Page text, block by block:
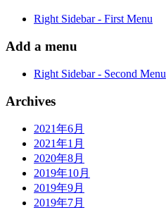
Right Sidebar - First Menu
Add a menu
Right Sidebar - Second Menu
Archives
2021年6月
2021年1月
2020年8月
2019年10月
2019年9月
2019年7月